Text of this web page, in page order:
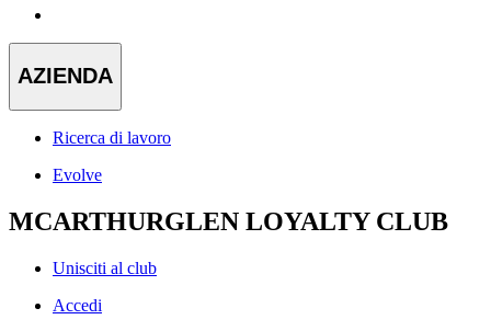
AZIENDA
Ricerca di lavoro
Evolve
MCARTHURGLEN LOYALTY CLUB
Unisciti al club
Accedi